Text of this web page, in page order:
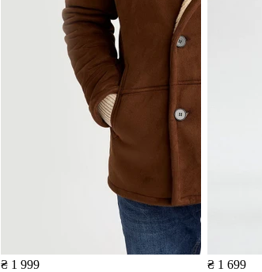
₴ 1 999 ₴ 1 699